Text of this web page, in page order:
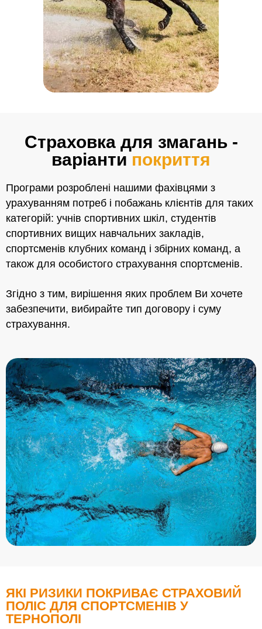
Страховка для змагань -
варіанти покриття
Програми розроблені нашими фахівцями з
урахуванням потреб і побажань клієнтів для таких
категорій: учнів спортивних шкіл, студентів
спортивних вищих навчальних закладів,
спортсменів клубних команд і збірних команд, а
також для особистого страхування спортсменів.
Згідно з тим, вирішення яких проблем Ви хочете
забезпечити, вибирайте тип договору і суму
страхування.
ЯКІ РИЗИКИ ПОКРИВАЄ СТРАХОВИЙ
ПОЛІС ДЛЯ СПОРТСМЕНІВ У
ТЕРНОПОЛІ